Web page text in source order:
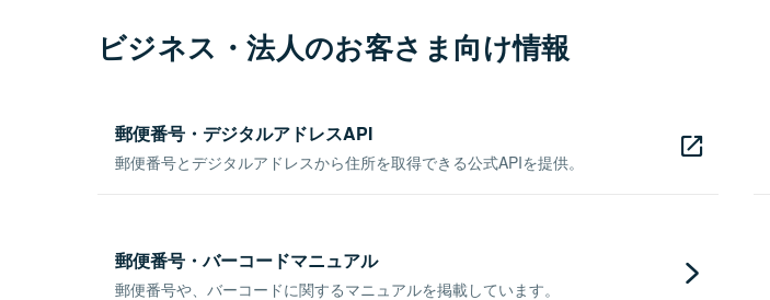
ビジネス・法人のお客さま向け情報
郵便番号・デジタルアドレスAPI
郵便番号とデジタルアドレスから住所を取得できる公式APIを提供。
郵便番号・バーコードマニュアル
郵便番号や、バーコードに関するマニュアルを掲載しています。